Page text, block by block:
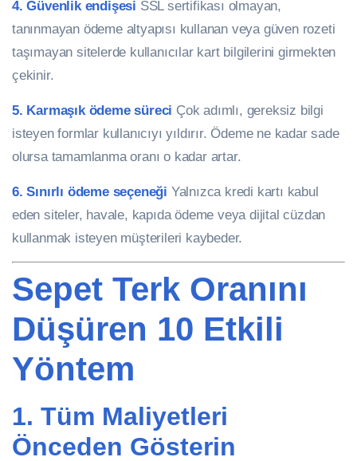
4. Güvenlik endişesi SSL sertifikası olmayan,
tanınmayan ödeme altyapısı kullanan veya güven rozeti
taşımayan sitelerde kullanıcılar kart bilgilerini girmekten
çekinir.
5. Karmaşık ödeme süreci Çok adımlı, gereksiz bilgi
isteyen formlar kullanıcıyı yıldırır. Ödeme ne kadar sade
olursa tamamlanma oranı o kadar artar.
6. Sınırlı ödeme seçeneği Yalnızca kredi kartı kabul
eden siteler, havale, kapıda ödeme veya dijital cüzdan
kullanmak isteyen müşterileri kaybeder.
Sepet Terk Oranını
Düşüren 10 Etkili
Yöntem
1. Tüm Maliyetleri
Önceden Gösterin